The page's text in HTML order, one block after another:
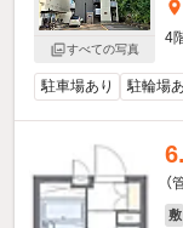
すべての写真
4
駐車場あり 駐輪場
（
敷